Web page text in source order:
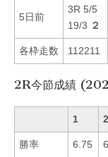
5日前
3R 5/5
19/3 ２
各枠走数 112211
2R今節成績
1 2
勝率 6.75